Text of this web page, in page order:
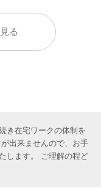
る
き在宅ワークの体制を
出来ませんので、お手
します。 ご理解の程ど